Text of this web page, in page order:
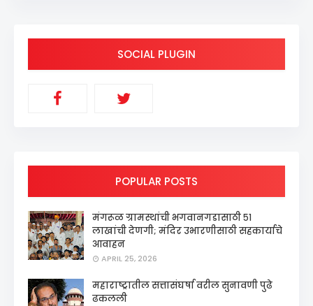
SOCIAL PLUGIN
POPULAR POSTS
मंगरूळ ग्रामस्थांची भगवानगडासाठी ५१
लाखांची देणगी; मंदिर उभारणीसाठी सहकार्याचे
आवाहन
APRIL 25, 2026
महाराष्ट्रातील सत्तासंघर्षा वरील सुनावणी पुढे
ढकलली